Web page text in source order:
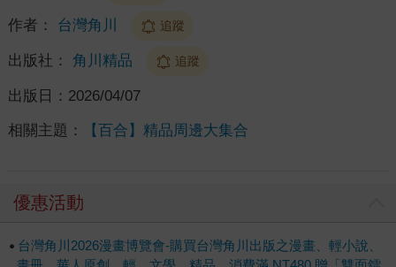
作者： 台灣角川 追蹤
出版社： 角川精品 追蹤
出版日： 2026/04/07
相關主題： 【百合】精品周邊大集合
優惠活動
台灣角川2026漫畫博覽會-購買台灣角川出版之漫畫、輕小說、